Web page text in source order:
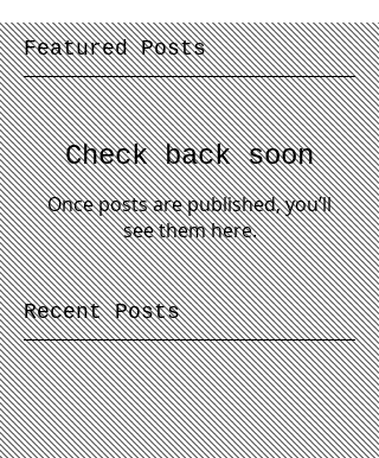
Featured Posts
Check back soon
Once posts are published, you’ll
see them here.
Recent Posts